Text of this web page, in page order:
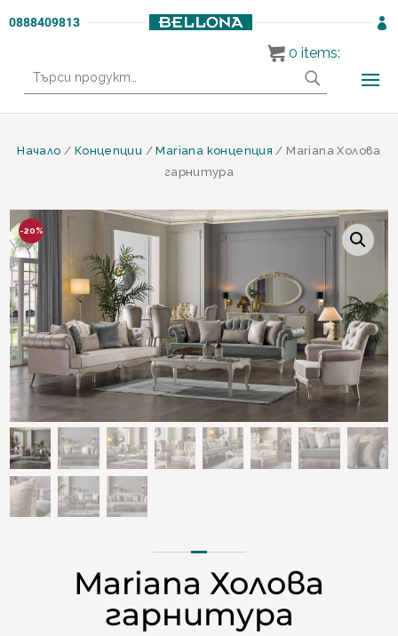
0888409813 
за:
Начало / Концепции /Mariana концепция / Mariana Холова
гарнитура
-20%
Mariana Холова
гарнитура
0 items: